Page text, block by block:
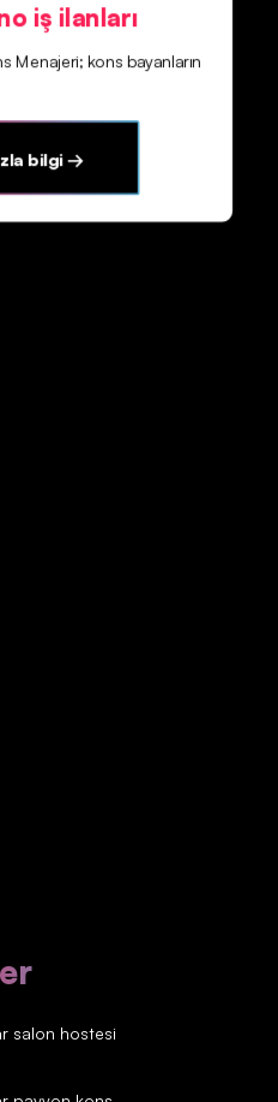
iş ilanları
Menajeri; kons bayanların
bilgi →
salon hostesi